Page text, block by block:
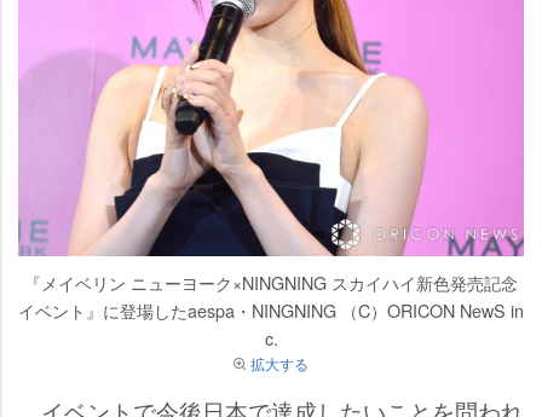
『メイベリン ニューヨーク×NINGNING スカイハイ新色発売記念
イベント』に登場したaespa・NINGNING （C）ORICON NewS in
c.
拡大する
イベントで今後日本で達成したいことを問われ